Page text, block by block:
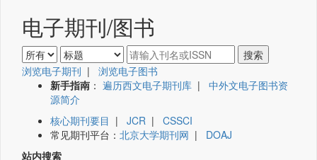
电子期刊/图书
浏览电子期刊 | 浏览电子图书
新手指南 ： 遍历西文电子期刊库 | 中外文电子图书资
源简介
核心期刊要目 | JCR | CSSCI
常见期刊平台： 北京大学期刊网 | DOAJ
站内搜索